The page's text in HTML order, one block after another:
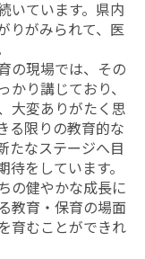
いています。県内
りがみられて、医
の現場では、その
り講じており、
大変ありがたく思
る限りの教育的な
たなステージへ目
をしています。
の健やかな成長に
教育・保育の場面
育むことができれ